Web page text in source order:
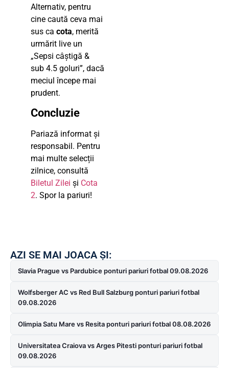
Alternativ, pentru
cine caută ceva mai
sus ca cota, merită
urmărit live un
„Sepsi câștigă &
sub 4.5 goluri”, dacă
meciul începe mai
prudent.
Concluzie
Pariază informat și
responsabil. Pentru
mai multe selecții
zilnice, consultă
Biletul Zilei și Cota
2. Spor la pariuri!
AZI SE MAI JOACA ȘI:
Slavia Prague vs Pardubice ponturi pariuri fotbal 09.08.2026
Wolfsberger AC vs Red Bull Salzburg ponturi pariuri fotbal
09.08.2026
Olimpia Satu Mare vs Resita ponturi pariuri fotbal 08.08.2026
Universitatea Craiova vs Arges Pitesti ponturi pariuri fotbal
09.08.2026